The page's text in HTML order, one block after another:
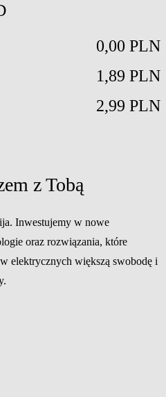
0,00 PLN
1,89 PLN
2,99 PLN
z Tobą
Inwestujemy w nowe
oraz rozwiązania, które
elektrycznych większą swobodę i